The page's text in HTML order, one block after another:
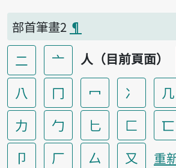
部首筆畫2 ¶
二 亠 人（目前頁面）
八
冂 冖 冫 几
力
勹 匕 匚 匸
卩
厂 厶 又 重